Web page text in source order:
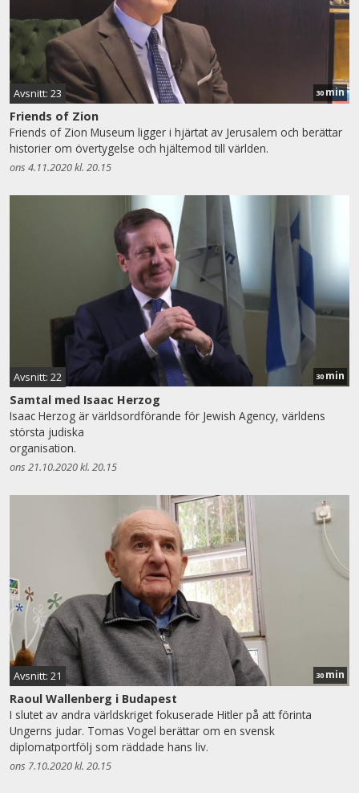
Avsnitt: 23 30 min
Friends of Zion
Friends of Zion Museum ligger i hjärtat av Jerusalem och berättar
historier om övertygelse och hjältemod till världen.
ons 4.11.2020 kl. 20.15
Avsnitt: 22 30 min
Samtal med Isaac Herzog
Isaac Herzog är världsordförande för Jewish Agency, världens
största judiska
organisation.
ons 21.10.2020 kl. 20.15
Avsnitt: 21 30 min
Raoul Wallenberg i Budapest
I slutet av andra världskriget fokuserade Hitler på att förinta
Ungerns judar. Tomas Vogel berättar om en svensk
diplomatportfölj som räddade hans liv.
ons 7.10.2020 kl. 20.15